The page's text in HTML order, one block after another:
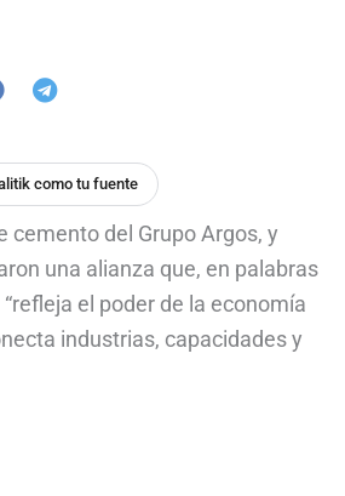
como tu fuente
cemento del Grupo Argos, y
una alianza que, en palabras
el poder de la economía
industrias, capacidades y